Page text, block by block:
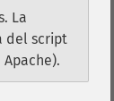
La
del script